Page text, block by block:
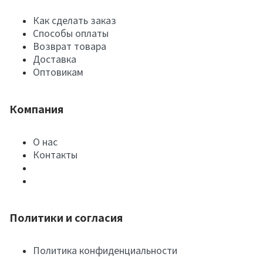
Как сделать заказ
Способы оплаты
Возврат товара
Доставка
Оптовикам
Компания
О нас
Контакты
Политики и согласия
Политика конфиденциальности